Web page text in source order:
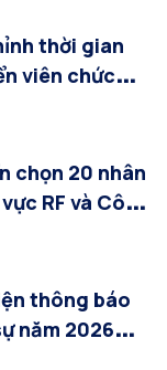
thời gian
viên chức
Viễn thông
chọn 20 nhân
RF và Công
thông báo
năm 2026